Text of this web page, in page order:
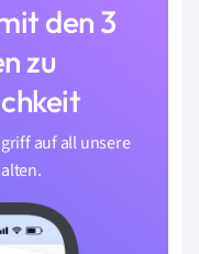
den 3
zu
auf all unsere